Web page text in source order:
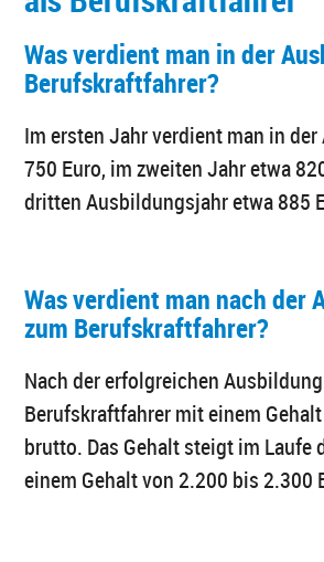
Was verdient man in der
Berufskraftfahrer?
Im ersten Jahr verdient man in
750 Euro, im zweiten Jahr etwa
dritten Ausbildungsjahr etwa 885
Was verdient man nach der
zum Berufskraftfahrer?
Nach der erfolgreichen
Berufskraftfahrer mit einem
brutto. Das Gehalt steigt im Laufe
einem Gehalt von 2.200 bis 2.300